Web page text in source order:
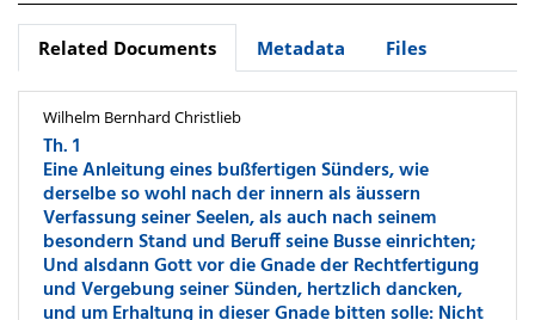
Related Documents Metadata Files
Wilhelm Bernhard Christlieb
Th. 1
Eine Anleitung eines bußfertigen Sünders, wie
derselbe so wohl nach der innern als äussern
Verfassung seiner Seelen, als auch nach seinem
besondern Stand und Beruff seine Busse einrichten;
Und alsdann Gott vor die Gnade der Rechtfertigung
und Vergebung seiner Sünden, hertzlich dancken,